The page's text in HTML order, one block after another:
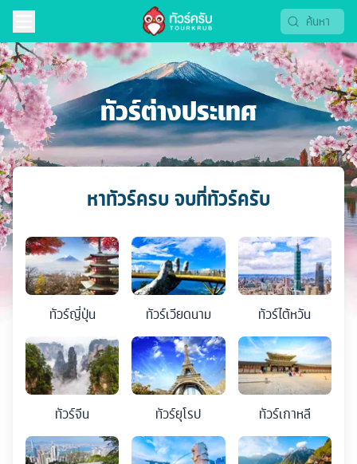
ทัวร์ต่างประเทศ
หาทัวร์ครบ จบที่ทัวร์ครับ
ทัวร์ญี่ปุ่น ทัวร์เวียดนาม ทัวร์ไต้หวัน
ทัวร์จีน ทัวร์ยุโรป ทัวร์เกาหลี